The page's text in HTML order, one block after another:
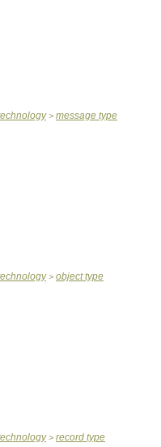
> message type
> object type
> record type